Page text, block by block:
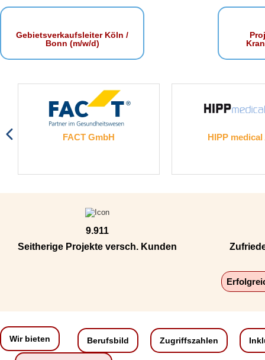
Gebietsverkaufsleiter Köln /
Bonn (m/w/d)
FACT GmbH HIPP medical
9.911
Seitherige Projekte versch. Kunden
Wir bieten Berufsbild Zugriffszahlen